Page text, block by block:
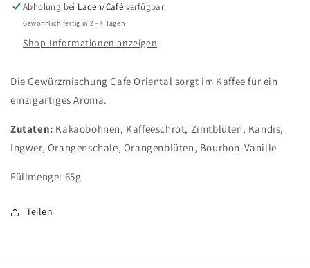
Abholung bei Laden/Café verfügbar
Gewöhnlich fertig in 2 - 4 Tagen
Shop-Informationen anzeigen
Die Gewürzmischung Cafe Oriental sorgt im Kaffee für ein
einzigartiges Aroma.
Zutaten: Kakaobohnen, Kaffeeschrot, Zimtblüten, Kandis,
Ingwer, Orangenschale, Orangenblüten, Bourbon-Vanille
Füllmenge: 65g
Teilen